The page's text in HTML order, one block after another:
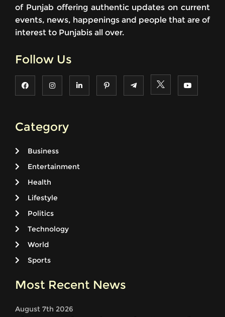
of Punjab offering authentic updates on current
events, news, happenings and people that are of
interest to Punjabis all over.
Follow Us
Category
Business
Entertainment
Health
Lifestyle
Politics
Technology
World
Sports
Most Recent News
August 7th 2026